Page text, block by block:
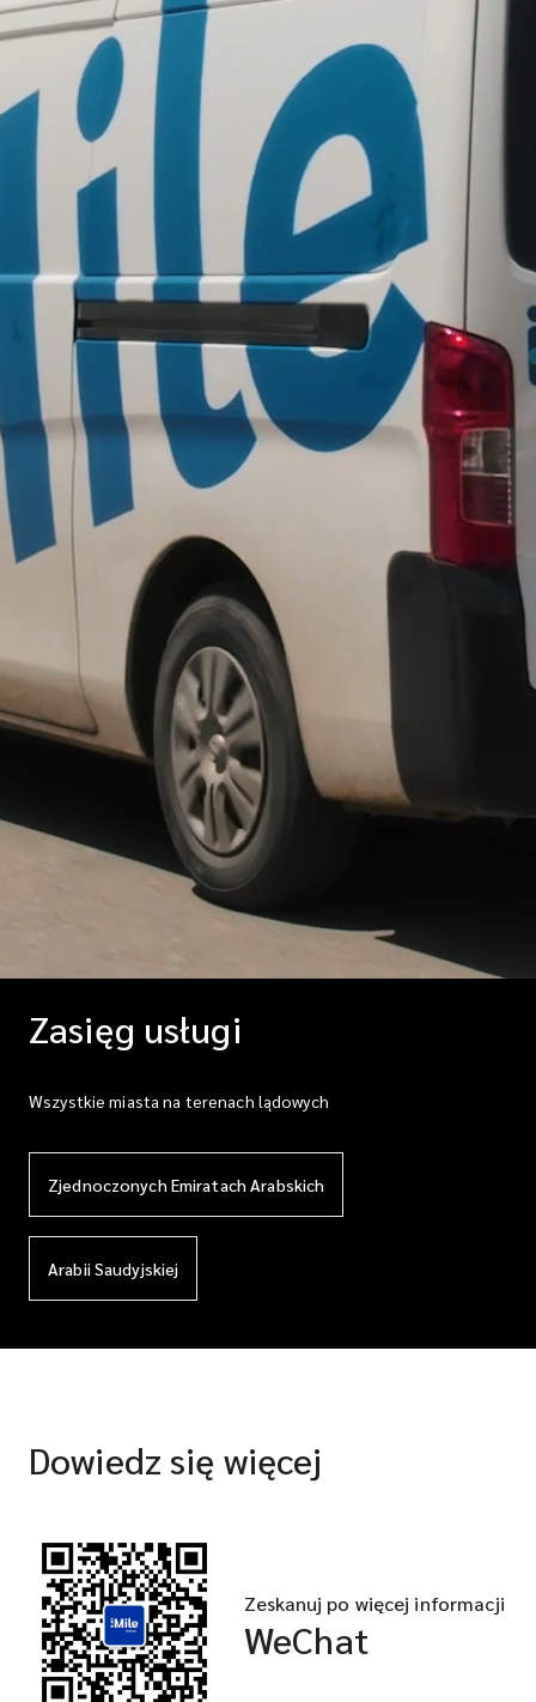
Zasięg usługi
Wszystkie miasta na terenach lądowych
Zjednoczonych Emiratach Arabskich
Arabii Saudyjskiej
Dowiedz się więcej
Zeskanuj po więcej informacji
WeChat